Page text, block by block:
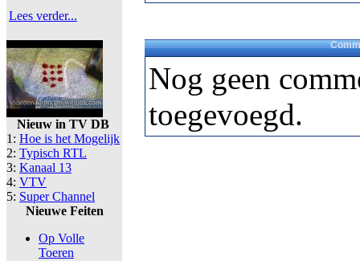
Lees verder...
Nieuw in TV DB
1: Hoe is het Mogelijk
2: Typisch RTL
3: Kanaal 13
4: VTV
5: Super Channel
Nieuwe Feiten
Op Volle
Toeren
Nog geen
toegevoegd.